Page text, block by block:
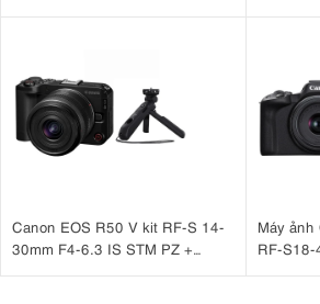
Canon EOS R50 V kit RF-S 14-
30mm F4-6.3 IS STM PZ +
Máy ảnh
RF-S18-